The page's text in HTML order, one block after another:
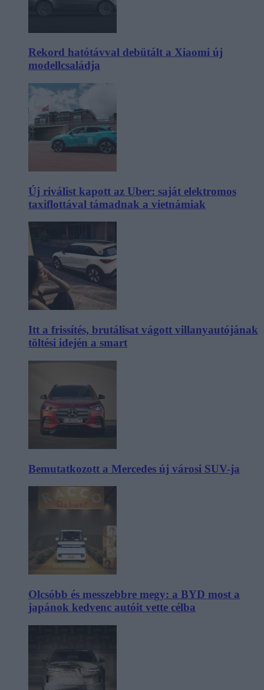
Rekord hatótávval debütált a Xiaomi új
modellcsaládja
Új riválist kapott az Uber: saját elektromos
taxiflottával támadnak a vietnámiak
Itt a frissítés, brutálisat vágott villanyautójának
töltési idején a smart
Bemutatkozott a Mercedes új városi SUV-ja
Olcsóbb és messzebbre megy: a BYD most a
japánok kedvenc autóit vette célba